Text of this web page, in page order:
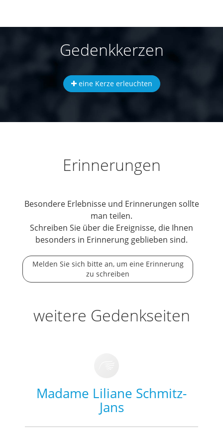
Gedenkkerzen
eine Kerze erleuchten
Erinnerungen
Besondere Erlebnisse und Erinnerungen sollte
man teilen.
Schreiben Sie über die Ereignisse, die Ihnen
besonders in Erinnerung geblieben sind.
Melden Sie sich bitte an, um eine Erinnerung
zu schreiben
weitere Gedenkseiten
Madame Liliane Schmitz-
Jans